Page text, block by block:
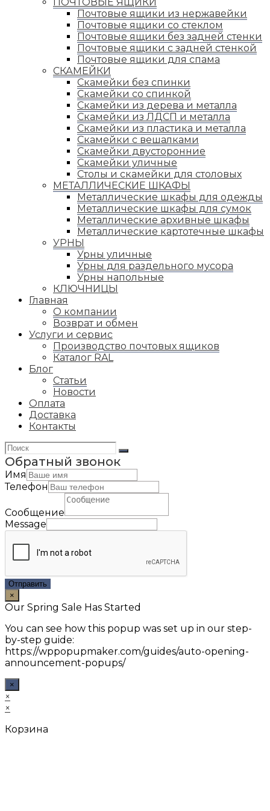
Почтовые ящики из нержавейки
Почтовые ящики со стеклом
Почтовые ящики без задней стенки
Почтовые ящики с задней стенкой
Почтовые ящики для спама
СКАМЕЙКИ
Скамейки без спинки
Скамейки со спинкой
Скамейки из дерева и металла
Скамейки из ЛДСП и металла
Скамейки из пластика и металла
Скамейки с вешалками
Скамейки двусторонние
Скамейки уличные
Столы и скамейки для столовых
МЕТАЛЛИЧЕСКИЕ ШКАФЫ
Металлические шкафы для одежды
Металлические шкафы для сумок
Металлические архивные шкафы
Металлические картотечные шкафы
УРНЫ
Урны уличные
Урны для раздельного мусора
Урны напольные
КЛЮЧНИЦЫ
Главная
О компании
Возврат и обмен
Услуги и сервис
Производство почтовых ящиков
Каталог RAL
Блог
Статьи
Новости
Оплата
Доставка
Контакты
Обратный звонок
Имя
Телефон
Сообщение
Message
Отправить
×
Our Spring Sale Has Started
You can see how this popup was set up in our step-
by-step guide:
https://wppopupmaker.com/guides/auto-opening-
announcement-popups/
×
×
×
Корзина